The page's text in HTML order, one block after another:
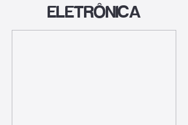
ELETRÔNICA